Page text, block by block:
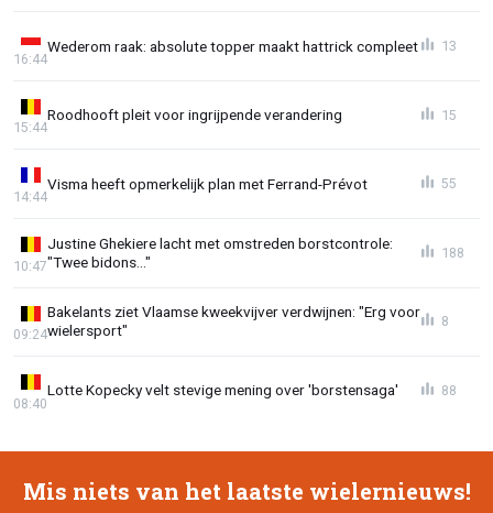
Wederom raak: absolute topper maakt hattrick compleet
16:44
13
Roodhooft pleit voor ingrijpende verandering
15:44
15
Visma heeft opmerkelijk plan met Ferrand-Prévot
14:44
55
Justine Ghekiere lacht met omstreden borstcontrole:
"Twee bidons..."
10:47
188
Bakelants ziet Vlaamse kweekvijver verdwijnen: "Erg voor
wielersport"
09:24
8
Lotte Kopecky velt stevige mening over 'borstensaga'
08:40
88
Mis niets van het laatste wielernieuws!